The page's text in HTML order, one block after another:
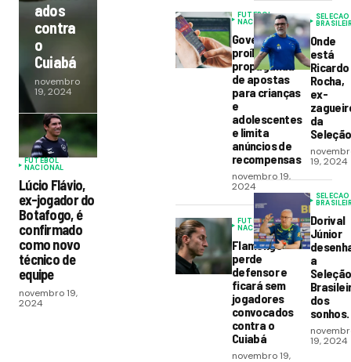
FUTEBOL
NACIONAL
Governo
proíbe
propaganda
de apostas
para crianças
e
adolescentes
e limita
anúncios de
recompensas
novembro 19,
2024
FUTEBOL
NACIONAL
Flamengo
perde
defensor e
ficará sem
jogadores
convocados
contra o
Cuiabá
novembro 19,
ados
contra
o
Cuiabá
novembro
19, 2024
FUTEBOL
NACIONAL
Lúcio Flávio,
ex-jogador do
Botafogo, é
confirmado
como novo
técnico de
equipe
novembro 19,
2024
SELECAO
Onde
está
Ricardo
Rocha,
ex-
da
19, 2024
SELECAO
Dorival
Júnior
a
Seleção
dos
sonhos.
19, 2024